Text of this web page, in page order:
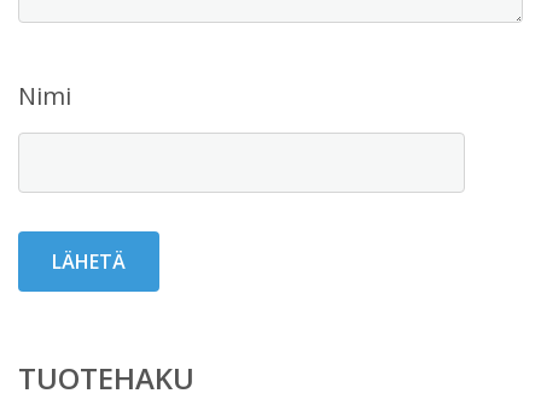
Nimi
TUOTEHAKU